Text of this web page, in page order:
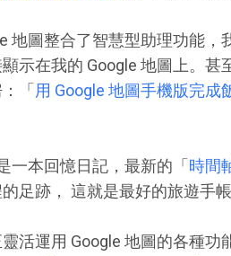
地圖整合了智慧型助理功能，
示在我的 Google 地圖上。甚
「 用 Google 地圖手機版完成
一本回憶日記，最新的「 時間
足跡， 這就是最好的旅遊手帳
活運用 Google 地圖的各種功